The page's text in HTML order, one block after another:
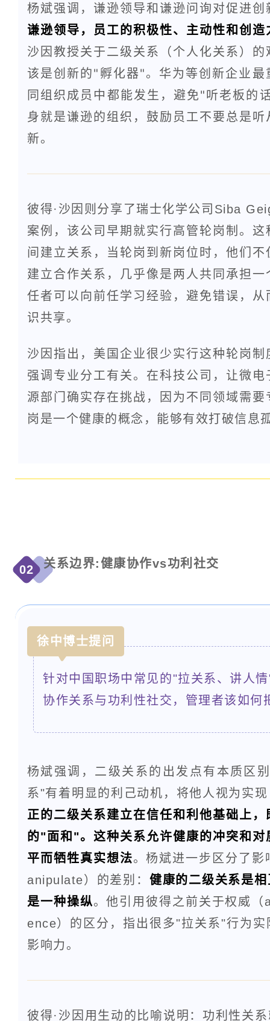
杨斌强调，谦逊领导和谦逊问询对促进
谦逊领导，员工的积极性、主动性和创
沙因教授关于二级关系（个人化关系）
该是创新的"孵化器"。 华为等创新企业
同组织成员中都能发生，避免"听老板的
身就是谦逊的组织，鼓励员工不要总是
新。
彼得·沙因则分享了瑞士化学公司Siba
案例，该公司早期就实行高管轮岗制。
间建立关系，当轮岗到新岗位时，他们
建立合作关系，几乎像是两人共同承担
任者可以向前任学习经验，避免错误，
识共享。
沙因指出，美国企业很少实行这种轮岗
强调专业分工有关。在科技公司，让微
源部门确实存在挑战，因为不同领域需
岗是一个健康的概念，能够有效打破信息
02 关系边界:健康协作vs功利社交
徐中博士提问
针对中国职场中常见的"拉关系、讲人
协作关系与功利性社交，管理者该如何
杨斌强调，二级关系的出发点有本质区
系"有着明显的利己动机，将他人视为实
正的二级关系建立在信任和利他基础上
的"面和"。这种关系允许健康的冲突和
平而牺牲真实想法。杨斌进一步区分了
anipulate）的差别： 健康的二级关系是
是一种操纵。他引用彼得之前关于权威
ence）的区分，指出很多"拉关系"行为
影响力。
彼得·沙因用生动的比喻说明：功利性关